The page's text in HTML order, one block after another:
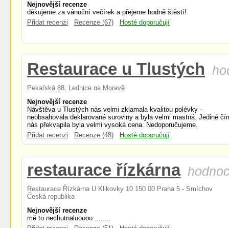
Nejnovější recenze
děkujeme za vánoční večírek a přejeme hodně štěstí!
Přidat recenzi
Recenze (67) Hosté doporučují
Restaurace u Tlustých
Pekařská 88, Lednice na Moravě
Nejnovější recenze
Návštěva u Tlustých nás velmi zklamala kvalitou polévky -
neobsahovala deklarované suroviny a byla velmi mastná. Jediné
nás překvapila byla velmi vysoká cena. Nedoporučujeme.
Přidat recenzi
Recenze (48) Hosté doporučují
restaurace řízkárna
Restaurace Řízkárna U Klikovky 10 150 00 Praha 5 - Smíchov
Česká republika
Nejnovější recenze
mě to nechutnalooooo ........